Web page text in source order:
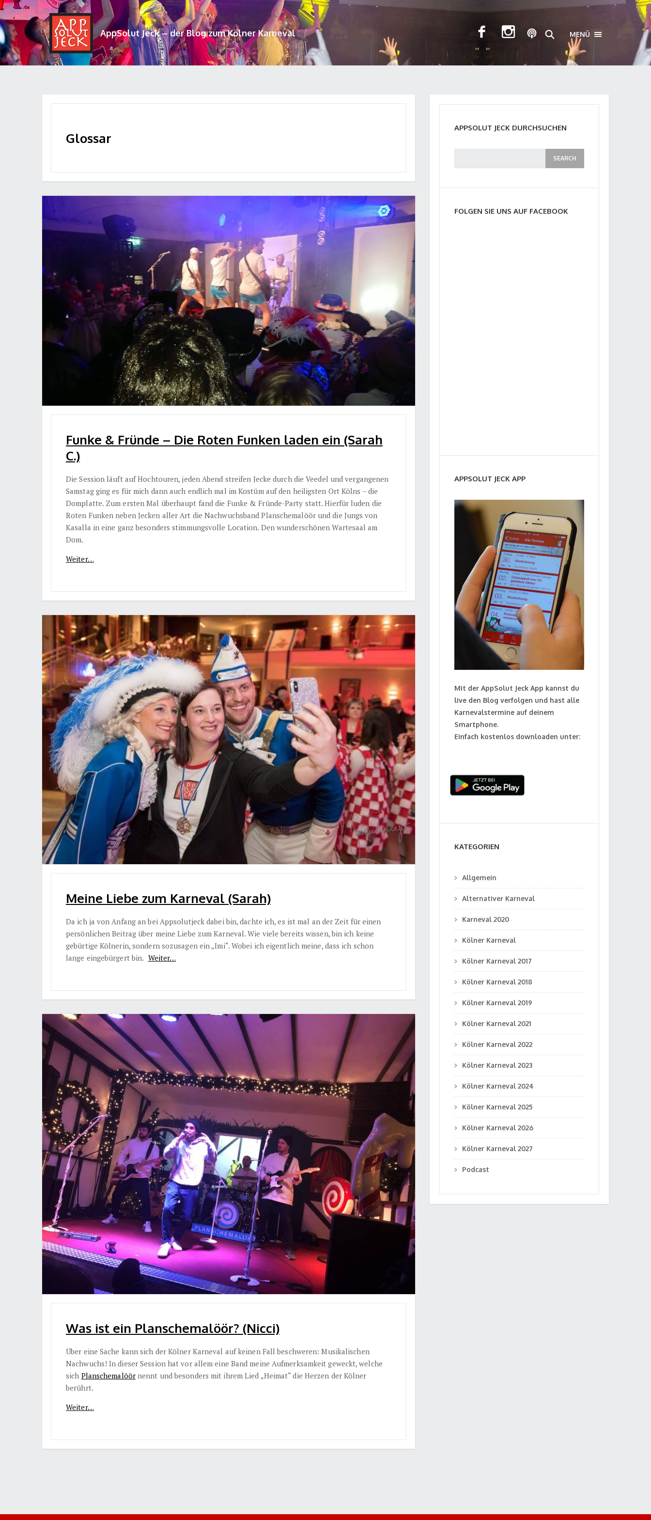
AppSolut Jeck – der Blog zum Kölner Karneval MENÜ TOGGLE
Glossar
Funke & Fründe – Die Roten Funken laden ein (Sarah
C.)
Die Session läuft auf Hochtouren, jeden Abend streifen Jecke durch die Veedel und vergangenen
Samstag ging es für mich dann auch endlich mal im Kostüm auf den heiligsten Ort Kölns – die
Domplatte. Zum ersten Mal überhaupt fand die Funke & Fründe-Party statt. Hierfür luden die
Roten Funken neben Jecken aller Art die Nachwuchsband Planschemalöör und die Jungs von
Kasalla in eine ganz besonders stimmungsvolle Location. Den wunderschönen Wartesaal am
Dom.
Weiter…
Meine Liebe zum Karneval (Sarah)
Da ich ja von Anfang an bei Appsolutjeck dabei bin, dachte ich, es ist mal an der Zeit für einen
persönlichen Beitrag über meine Liebe zum Karneval. Wie viele bereits wissen, bin ich keine
gebürtige Kölnerin, sondern sozusagen ein „Imi“. Wobei ich eigentlich meine, dass ich schon
lange eingebürgert bin. Weiter…
Was ist ein Planschemalöör? (Nicci)
Über eine Sache kann sich der Kölner Karneval auf keinen Fall beschweren: Musikalischen
Nachwuchs! In dieser Session hat vor allem eine Band meine Aufmerksamkeit geweckt, welche
sich Planschemalöörnennt und besonders mit ihrem Lied „Heimat“ die Herzen der Kölner
berührt.
Weiter…
APPSOLUT JECK DURCHSUCHEN
FOLGEN SIE UNS AUF FACEBOOK
APPSOLUT JECK APP
Mit der AppSolut Jeck App kannst du
live den Blog verfolgen und hast alle
Karnevalstermine auf deinem
Smartphone.
Einfach kostenlos downloaden unter:
KATEGORIEN
Allgemein
Alternativer Karneval
Karneval 2020
Kölner Karneval
Kölner Karneval 2017
Kölner Karneval 2018
Kölner Karneval 2019
Kölner Karneval 2021
Kölner Karneval 2022
Kölner Karneval 2023
Kölner Karneval 2024
Kölner Karneval 2025
Kölner Karneval 2026
Kölner Karneval 2027
Podcast